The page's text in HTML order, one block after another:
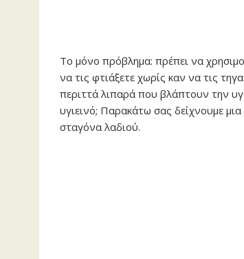
Το μόνο πρόβλημα: πρέπει να
να τις φτιάξετε χωρίς καν να τις
περιττά λιπαρά που βλάπτουν την
υγιεινό; Παρακάτω σας δείχνουμε
σταγόνα λαδιού.